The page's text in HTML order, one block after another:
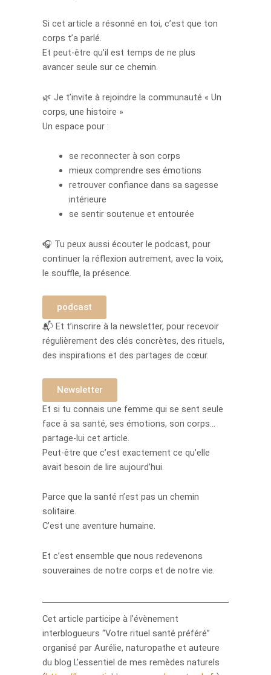
Si cet article a résonné en toi, c’est que ton
corps t’a parlé.
Et peut-être qu’il est temps de ne plus
avancer seule sur ce chemin.
🌿 Je t’invite à rejoindre la communauté « Un
corps, une histoire »
Un espace pour :
se reconnecter à son corps
mieux comprendre ses émotions
retrouver confiance dans sa sagesse
intérieure
se sentir soutenue et entourée
🎧 Tu peux aussi écouter le podcast, pour
continuer la réflexion autrement, avec la voix,
le souffle, la présence.
podcast
📬 Et t’inscrire à la newsletter, pour recevoir
régulièrement des clés concrètes, des rituels,
des inspirations et des partages de cœur.
Newsletter
Et si tu connais une femme qui se sent seule
face à sa santé, ses émotions, son corps…
partage-lui cet article.
Peut-être que c’est exactement ce qu’elle
avait besoin de lire aujourd’hui.
Parce que la santé n’est pas un chemin
solitaire.
C’est une aventure humaine.
Et c’est ensemble que nous redevenons
souveraines de notre corps et de notre vie.
Cet article participe à l’évènement
interblogueurs “Votre rituel santé préféré”
organisé par Aurélie, naturopathe et auteure
du blog L’essentiel de mes remèdes naturels